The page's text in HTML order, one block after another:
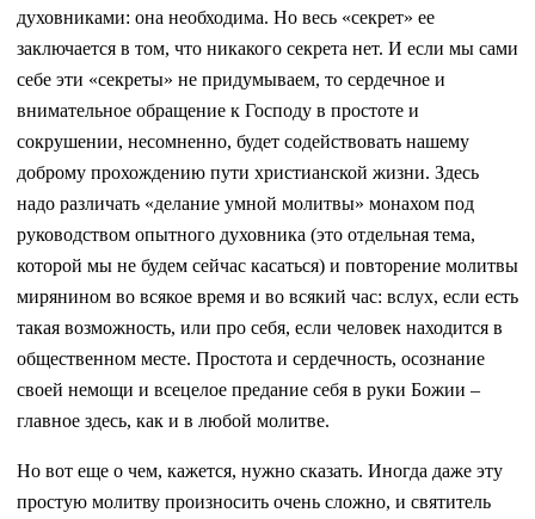
духовниками: она необходима. Но весь «секрет» ее
заключается в том, что никакого секрета нет. И если мы сами
себе эти «секреты» не придумываем, то сердечное и
внимательное обращение к Господу в простоте и
сокрушении, несомненно, будет содействовать нашему
доброму прохождению пути христианской жизни. Здесь
надо различать «делание умной молитвы» монахом под
руководством опытного духовника (это отдельная тема,
которой мы не будем сейчас касаться) и повторение молитвы
мирянином во всякое время и во всякий час: вслух, если есть
такая возможность, или про себя, если человек находится в
общественном месте. Простота и сердечность, осознание
своей немощи и всецелое предание себя в руки Божии –
главное здесь, как и в любой молитве.
Но вот еще о чем, кажется, нужно сказать. Иногда даже эту
простую молитву произносить очень сложно, и святитель